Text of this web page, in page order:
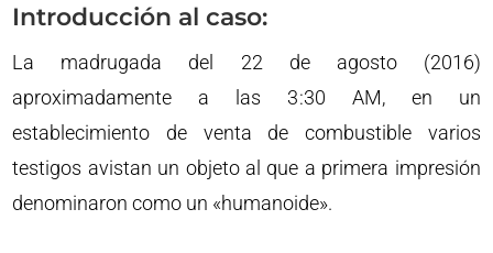
Introducción al caso:
La madrugada del 22 de agosto (2016)
aproximadamente a las 3:30 AM, en un
establecimiento de venta de combustible varios
testigos avistan un objeto al que a primera impresión
denominaron como un «humanoide».